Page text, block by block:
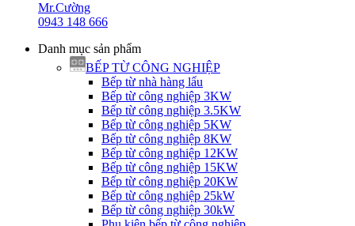
Mr.Cường
0943 148 666
Danh mục sản phẩm
BẾP TỪ CÔNG NGHIỆP
Bếp từ nhà hàng lẩu
Bếp từ công nghiệp 3KW
Bếp từ công nghiệp 3.5KW
Bếp từ công nghiệp 5KW
Bếp từ công nghiệp 8KW
Bếp từ công nghiệp 12KW
Bếp từ công nghiệp 15KW
Bếp từ công nghiệp 20KW
Bếp từ công nghiệp 25kW
Bếp từ công nghiệp 30kW